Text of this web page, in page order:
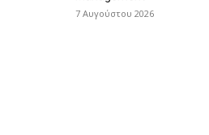
7 Αυγούστου 2026